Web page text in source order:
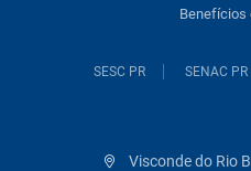
Benefícios
SESC PR SENAC PR
Visconde do Rio